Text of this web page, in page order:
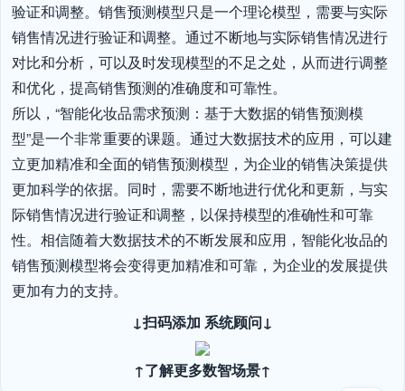
验证和调整。销售预测模型只是一个理论模型，需要与实际
销售情况进行验证和调整。通过不断地与实际销售情况进行
对比和分析，可以及时发现模型的不足之处，从而进行调整
和优化，提高销售预测的准确度和可靠性。
所以，“智能化妆品需求预测：基于大数据的销售预测模
型”是一个非常重要的课题。通过大数据技术的应用，可以建
立更加精准和全面的销售预测模型，为企业的销售决策提供
更加科学的依据。同时，需要不断地进行优化和更新，与实
际销售情况进行验证和调整，以保持模型的准确性和可靠
性。相信随着大数据技术的不断发展和应用，智能化妆品的
销售预测模型将会变得更加精准和可靠，为企业的发展提供
更加有力的支持。
↓扫码添加 系统顾问↓
↑了解更多数智场景↑